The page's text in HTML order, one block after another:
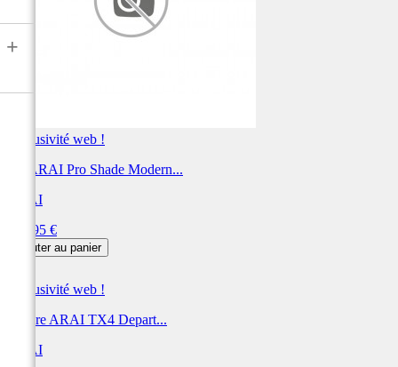
+
Exclusivité web !
Kit ARAI Pro Shade Modern...
ARAI
162,95 €
Ajouter au panier
Exclusivité web !
Visière ARAI TX4 Depart...
ARAI